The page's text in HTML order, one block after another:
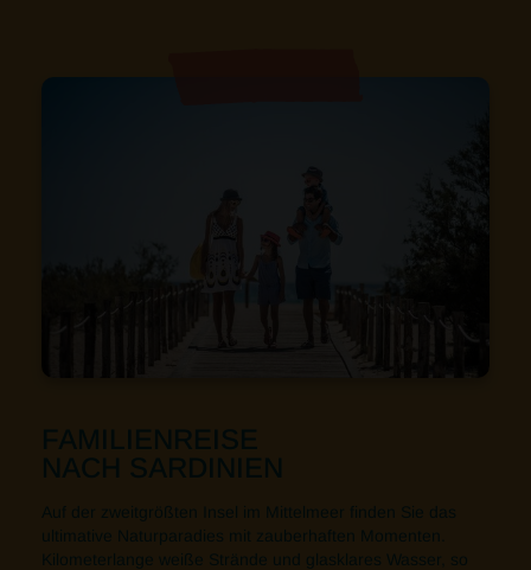
FAMILIENREISE
NACH SARDINIEN
Auf der zweitgrößten Insel im Mittelmeer finden Sie das
ultimative Naturparadies mit zauberhaften Momenten.
Kilometerlange weiße Strände und glasklares Wasser, so